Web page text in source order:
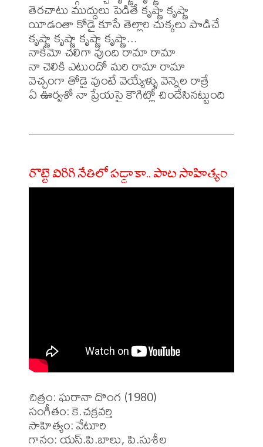
తెరచాటు ముద్దులు పెడితే కృష్ణా కృష్ణా
యీడంతా కోడై కూసే తెల్లారి చుక్కలు పొడిచే
కృష్ణా కృష్ణా కృష్ణా కృష్ణా...
నాకేమో చలిగా వుంది రామా రామా
నా చెలికి ఎటుందో మరి రామా రామా
వెచ్చంగా తోడై వుంటే వెయ్యేళ్ళు వెన్నెల రాత్రే
ఏ ఊర్వశో నా ప్రేయసై కౌగిట్లో చిందేసినట్టుంది
రొట్టె విరిగి నేతిలో పడ్డాకా.. పాట సాహిత్యం
చిత్రం: ఘరానా దొంగ (1980)
సంగీతం: కె.చక్రవర్తి
సాహిత్యం: వేటూరి
గానం: యస్.పి.బాలు, పి.సుశీల